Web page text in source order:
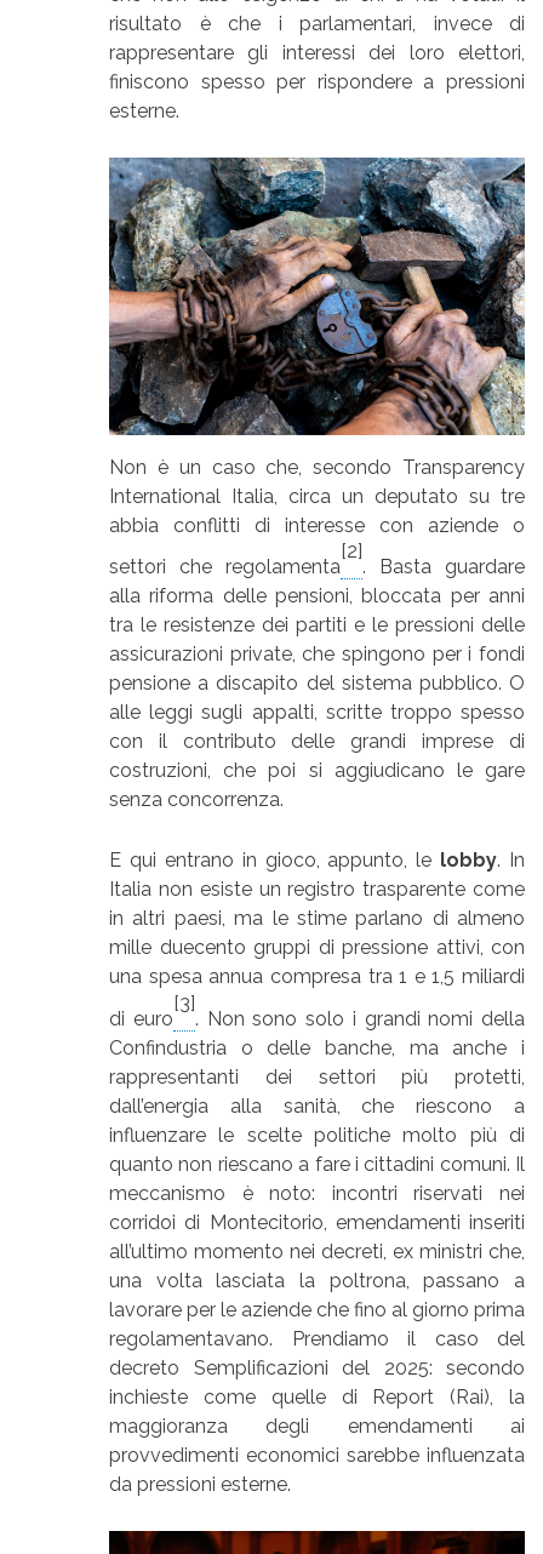
risultato è che i parlamentari, invece di
rappresentare gli interessi dei loro elettori,
finiscono spesso per rispondere a pressioni
esterne.
Non è un caso che, secondo Transparency
International Italia, circa un deputato su tre
abbia conflitti di interesse con aziende o
settori che regolamenta
[2]
. Basta guardare
alla riforma delle pensioni, bloccata per anni
tra le resistenze dei partiti e le pressioni delle
assicurazioni private, che spingono per i fondi
pensione a discapito del sistema pubblico. O
alle leggi sugli appalti, scritte troppo spesso
con il contributo delle grandi imprese di
costruzioni, che poi si aggiudicano le gare
senza concorrenza.
E qui entrano in gioco, appunto, le lobby. In
Italia non esiste un registro trasparente come
in altri paesi, ma le stime parlano di almeno
mille duecento gruppi di pressione attivi, con
una spesa annua compresa tra 1 e 1,5 miliardi
di euro
[3]
. Non sono solo i grandi nomi della
Confindustria o delle banche, ma anche i
rappresentanti dei settori più protetti,
dall’energia alla sanità, che riescono a
influenzare le scelte politiche molto più di
quanto non riescano a fare i cittadini comuni. Il
meccanismo è noto: incontri riservati nei
corridoi di Montecitorio, emendamenti inseriti
all’ultimo momento nei decreti, ex ministri che,
una volta lasciata la poltrona, passano a
lavorare per le aziende che fino al giorno prima
regolamentavano. Prendiamo il caso del
decreto Semplificazioni del 2025: secondo
inchieste come quelle di Report (Rai), la
maggioranza degli emendamenti ai
provvedimenti economici sarebbe influenzata
da pressioni esterne.